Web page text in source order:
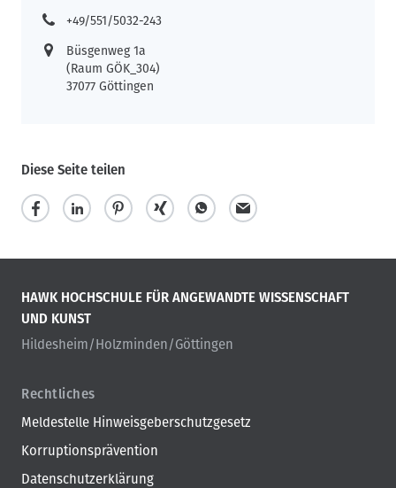
+49/551/5032-243
Büsgenweg 1a
(Raum GÖK_304)
37077 Göttingen
Diese Seite teilen
HAWK HOCHSCHULE FÜR ANGEWANDTE WISSENSCHAFT
UND KUNST
Hildesheim/Holzminden/Göttingen
Rechtliches
Meldestelle Hinweisgeberschutzgesetz
Korruptionsprävention
Datenschutzerklärung